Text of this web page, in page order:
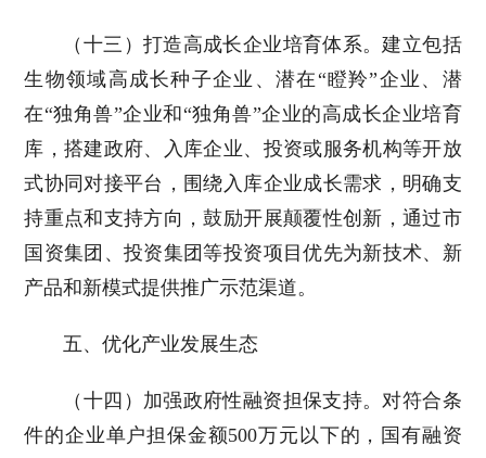
（十三）打造高成长企业培育体系。建立包括
生物领域高成长种子企业、潜在“瞪羚”企业、潜
在“独角兽”企业和“独角兽”企业的高成长企业培育
库，搭建政府、入库企业、投资或服务机构等开放
式协同对接平台，围绕入库企业成长需求，明确支
持重点和支持方向，鼓励开展颠覆性创新，通过市
国资集团、投资集团等投资项目优先为新技术、新
产品和新模式提供推广示范渠道。
五、优化产业发展生态
（十四）加强政府性融资担保支持。对符合条
件的企业单户担保金额500万元以下的，国有融资